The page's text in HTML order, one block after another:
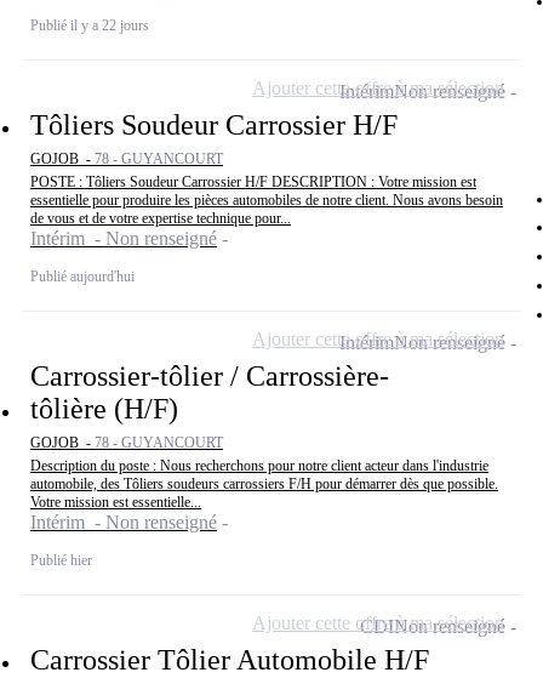
Publié il y a 22 jours
Tôliers Soudeur Carrossier H/F
GOJOB - 78 - GUYANCOURT
POSTE : Tôliers Soudeur Carrossier H/F DESCRIPTION : Votre mission est
essentielle pour produire les pièces automobiles de notre client. Nous avons besoin
de vous et de votre expertise technique pour...
Intérim - Non renseigné
Publié aujourd'hui
IntérimNon renseigné
Ajouter cette offre à ma sélection
Carrossier-tôlier / Carrossière-
tôlière (H/F)
GOJOB - 78 - GUYANCOURT
Description du poste : Nous recherchons pour notre client acteur dans l'industrie
automobile, des Tôliers soudeurs carrossiers F/H pour démarrer dès que possible.
Votre mission est essentielle...
Intérim - Non renseigné
Publié hier
IntérimNon renseigné
Ajouter cette offre à ma sélection
Carrossier Tôlier Automobile H/F
CDINon renseigné
Ajouter cette offre à ma sélection